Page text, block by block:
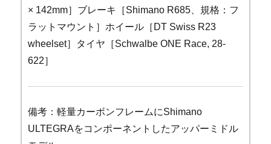
× 142mm］ブレーキ［Shimano R685、規格：フ
ラットマウント］ホイール［DT Swiss R23
wheelset］タイヤ［Schwalbe ONE Race, 28-
622］
備考：軽量カーボンフレームにShimano
ULTEGRAをコンポーネントしたアッパーミドル